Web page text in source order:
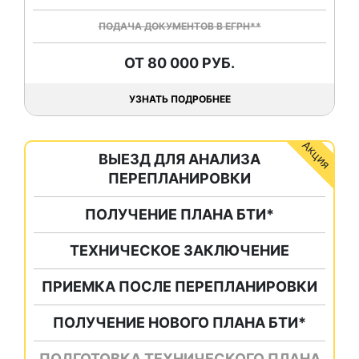
ПОДАЧА ДОКУМЕНТОВ В ЕГРН**
ОТ 80 000 РУБ.
УЗНАТЬ ПОДРОБНЕЕ
ВЫЕЗД ДЛЯ АНАЛИЗА
ПЕРЕПЛАНИРОВКИ
ПОЛУЧЕНИЕ ПЛАНА БТИ*
ТЕХНИЧЕСКОЕ ЗАКЛЮЧЕНИЕ
ПРИЕМКА ПОСЛЕ ПЕРЕПЛАНИРОВКИ
ПОЛУЧЕНИЕ НОВОГО ПЛАНА БТИ*